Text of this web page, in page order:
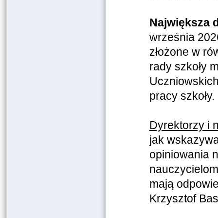
Największa
września
złożone w
rady szkoły
pracy szkoły.
Dyrektorzy i
jak
opiniowania
mają
Krzysztof